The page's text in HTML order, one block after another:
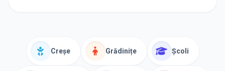
Creșe Grădinițe Școli